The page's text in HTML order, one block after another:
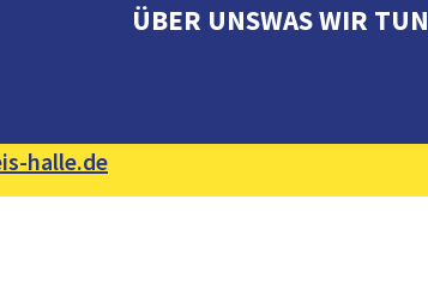
ÜBER UNSWAS WIR TUN
halle.de